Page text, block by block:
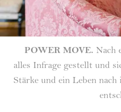
POWER MOVE. Nach
alles Infrage gestellt und
Stärke und ein Leben